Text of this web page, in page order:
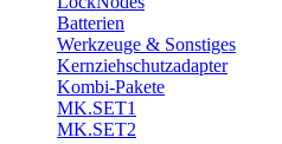
Batterien
Werkzeuge & Sonstiges
Kernziehschutzadapter
Kombi-Pakete
MK.SET1
MK.SET2